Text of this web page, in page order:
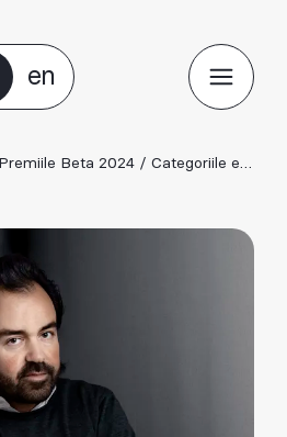
en
Premiile Beta 2024 / Categoriile ediției 2024